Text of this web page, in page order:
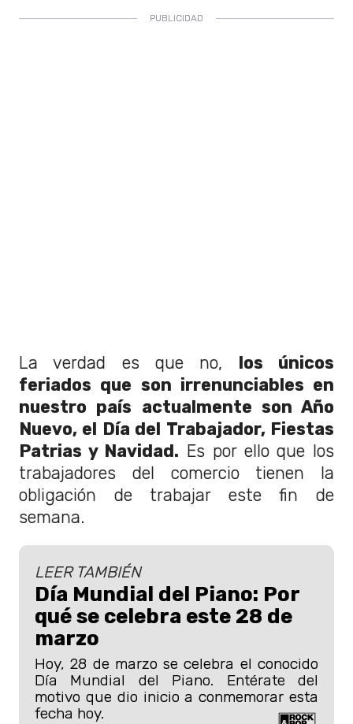
La verdad es que no, los únicos
feriados que son irrenunciables en
nuestro país actualmente son Año
Nuevo, el Día del Trabajador, Fiestas
Patrias y Navidad. Es por ello que los
trabajadores del comercio tienen la
obligación de trabajar este fin de
semana.
LEER TAMBIÉN
Día Mundial del Piano: Por
qué se celebra este 28 de
marzo
Hoy, 28 de marzo se celebra el conocido
Día Mundial del Piano. Entérate del
motivo que dio inicio a conmemorar esta
fecha hoy.